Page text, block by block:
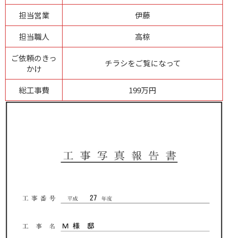
担当営業
伊藤
担当職人
高椋
ご依頼のきっ
かけ
チラシをご覧になって
総工事費 199万円